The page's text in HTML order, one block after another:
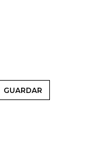
GUARDAR